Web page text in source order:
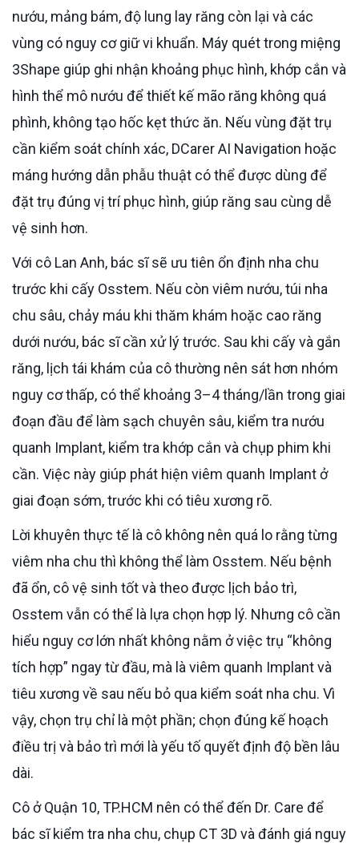
nướu, mảng bám, độ lung lay răng còn lại và các
vùng có nguy cơ giữ vi khuẩn. Máy quét trong miệng
3Shape giúp ghi nhận khoảng phục hình, khớp cắn và
hình thể mô nướu để thiết kế mão răng không quá
phình, không tạo hốc kẹt thức ăn. Nếu vùng đặt trụ
cần kiểm soát chính xác, DCarer AI Navigation hoặc
máng hướng dẫn phẫu thuật có thể được dùng để
đặt trụ đúng vị trí phục hình, giúp răng sau cùng dễ
vệ sinh hơn.
Với cô Lan Anh, bác sĩ sẽ ưu tiên ổn định nha chu
trước khi cấy Osstem. Nếu còn viêm nướu, túi nha
chu sâu, chảy máu khi thăm khám hoặc cao răng
dưới nướu, bác sĩ cần xử lý trước. Sau khi cấy và gắn
răng, lịch tái khám của cô thường nên sát hơn nhóm
nguy cơ thấp, có thể khoảng 3–4 tháng/lần trong giai
đoạn đầu để làm sạch chuyên sâu, kiểm tra nướu
quanh Implant, kiểm tra khớp cắn và chụp phim khi
cần. Việc này giúp phát hiện viêm quanh Implant ở
giai đoạn sớm, trước khi có tiêu xương rõ.
Lời khuyên thực tế là cô không nên quá lo rằng từng
viêm nha chu thì không thể làm Osstem. Nếu bệnh
đã ổn, cô vệ sinh tốt và theo được lịch bảo trì,
Osstem vẫn có thể là lựa chọn hợp lý. Nhưng cô cần
hiểu nguy cơ lớn nhất không nằm ở việc trụ “không
tích hợp” ngay từ đầu, mà là viêm quanh Implant và
tiêu xương về sau nếu bỏ qua kiểm soát nha chu. Vì
vậy, chọn trụ chỉ là một phần; chọn đúng kế hoạch
điều trị và bảo trì mới là yếu tố quyết định độ bền lâu
dài.
Cô ở Quận 10, TP.HCM nên có thể đến Dr. Care để
bác sĩ kiểm tra nha chu, chụp CT 3D và đánh giá nguy